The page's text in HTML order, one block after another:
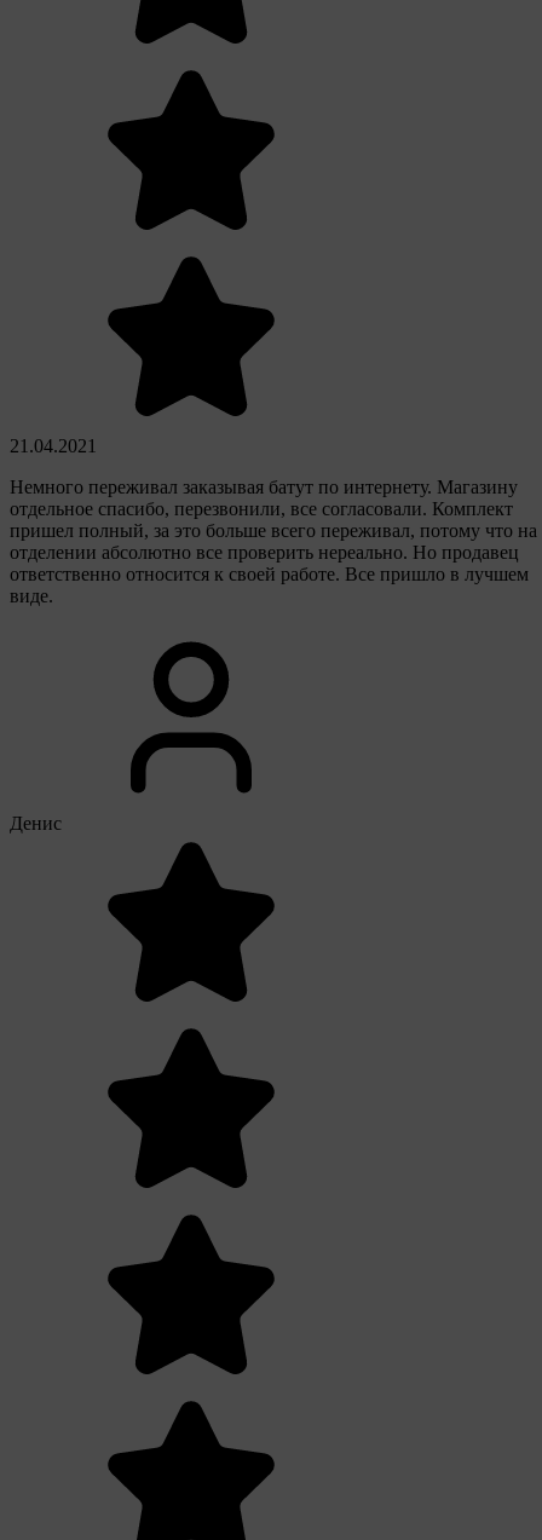
21.04.2021
Немного переживал заказывая батут по интернету. Магазину
отдельное спасибо, перезвонили, все согласовали. Комплект
пришел полный, за это больше всего переживал, потому что на
отделении абсолютно все проверить нереально. Но продавец
ответственно относится к своей работе. Все пришло в лучшем
виде.
Денис